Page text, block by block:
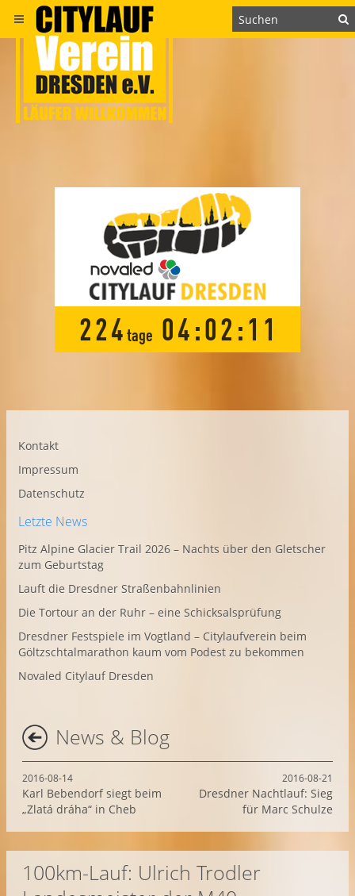
224 tage 04 :02 : 1 0
Kontakt
Impressum
Datenschutz
Letzte News
Pitz Alpine Glacier Trail 2026 – Nachts über den Gletscher
zum Geburtstag
Lauft die Dresdner Straßenbahnlinien
Die Tortour an der Ruhr – eine Schicksalsprüfung
Dresdner Festspiele im Vogtland – Citylaufverein beim
Göltzschtalmarathon kaum vom Podest zu bekommen
Novaled Citylauf Dresden
News & Blog
2016-08-21
Dresdner Nachtlauf: Sieg
für Marc Schulze
2016-08-14
Karl Bebendorf siegt beim
„Zlatá dráha“ in Cheb
100km-Lauf: Ulrich Trodler